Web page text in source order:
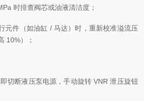
时排查阀芯或油液清洁度；
元件（如油缸 / 马达）时，重新校准溢流压
10%）；
切断液压泵电源，手动旋转 VNR 泄压旋钮